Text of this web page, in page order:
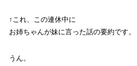
↑これ、この連休中に
お姉ちゃんが妹に言った話の要約です。
うん。